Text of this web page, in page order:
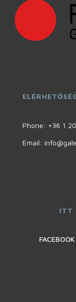
Phone: +36 1
Email:
ITT
FACEBOOK